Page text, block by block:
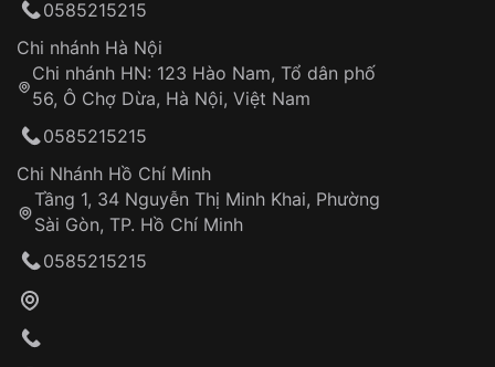
Hotline: 0585 215 215
Từ khóa SEO:
Khách hàng kiểm tra và thanh toán trực tiếp
thống VNLUX
Đảm bảo quyền lợi khách hàng
Đồng hành cùng khách hàng trong suốt quá
trình sử dụng
0585215215
Chi nhánh Hà Nội
Chi nhánh HN: 123 Hào Nam, Tổ dân phố
56, Ô Chợ Dừa, Hà Nội, Việt Nam
0585215215
Chi Nhánh Hồ Chí Minh
Tầng 1, 34 Nguyễn Thị Minh Khai, Phường
Sài Gòn, TP. Hồ Chí Minh
0585215215